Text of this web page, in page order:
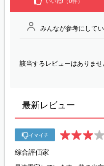
みんなが参考にして
該当するレビューはありませ
最新レビュー
イマイチ
綜合評価家